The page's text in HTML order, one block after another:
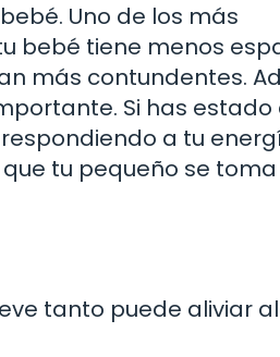
Uno de los más
bebé tiene menos
más contundentes.
Si has estado
a tu
tu pequeño se toma
tanto puede aliviar